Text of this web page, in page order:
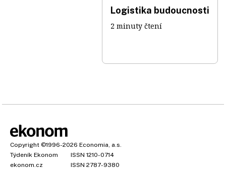
Logistika budoucnosti
2 minuty čtení
Copyright ©1996-2026 Economia, a.s.
Týdeník Ekonom
ISSN 1210-0714
ekonom.cz
ISSN 2787-9380